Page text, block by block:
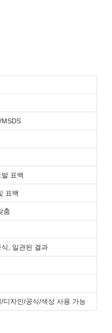
표백
표백
춤
, 일관된 결과
디자인/공식/색상 사용 가능